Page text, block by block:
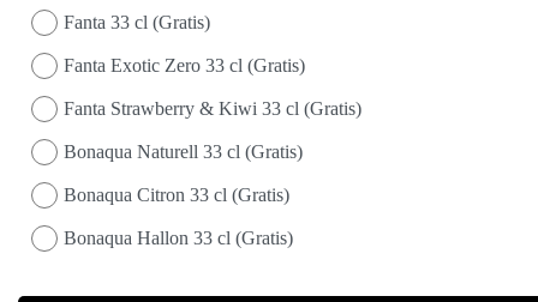
Fanta 33 cl (Gratis)
Fanta Exotic Zero 33 cl (Gratis)
Fanta Strawberry & Kiwi 33 cl (Gratis)
Bonaqua Naturell 33 cl (Gratis)
Bonaqua Citron 33 cl (Gratis)
Bonaqua Hallon 33 cl (Gratis)